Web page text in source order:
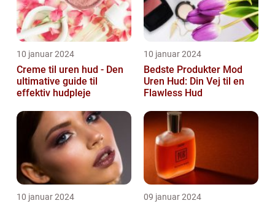
10 januar 2024
Creme til uren hud - Den
ultimative guide til
effektiv hudpleje
10 januar 2024
Bedste Produkter Mod
Uren Hud: Din Vej til en
Flawless Hud
10 januar 2024 09 januar 2024